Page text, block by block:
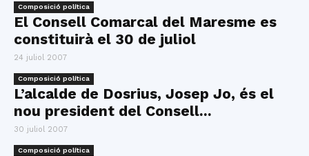
Composició política
El Consell Comarcal del Maresme es
constituirà el 30 de juliol
24 juliol 2007
Composició política
L’alcalde de Dosrius, Josep Jo, és el
nou president del Consell...
30 juliol 2007
Composició política